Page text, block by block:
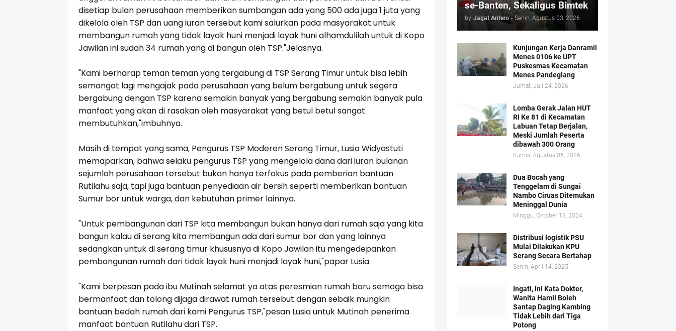
disetiap bulan perusahaan memberikan sumbangan ada yang 500 ada juga 1 juta yang
dikelola oleh TSP dan uang iuran tersebut kami salurkan pada masyarakat untuk
membangun rumah yang tidak layak huni menjadi layak huni alhamdulilah untuk di Kopo
Jawilan ini sudah 34 rumah yang di bangun oleh TSP."Jelasnya.
"Kami berharap teman teman yang tergabung di TSP Serang Timur untuk bisa lebih
semangat lagi mengajak pada perusahaan yang belum bergabung untuk segera
bergabung dengan TSP karena semakin banyak yang bergabung semakin banyak pula
manfaat yang akan di rasakan oleh masyarakat yang betul betul sangat
membutuhkan,"imbuhnya.
Masih di tempat yang sama, Pengurus TSP Moderen Serang Timur, Lusia Widyastuti
memaparkan, bahwa selaku pengurus TSP yang mengelola dana dari iuran bulanan
sejumlah perusahaan tersebut bukan hanya terfokus pada pemberian bantuan
Rutilahu saja, tapi juga bantuan penyediaan air bersih seperti memberikan bantuan
Sumur bor untuk warga, dan kebutuhan primer lainnya.
"Untuk pembangunan dari TSP kita membangun bukan hanya dari rumah saja yang kita
bangun kalau di serang kita membangun ada dari sumur bor dan yang lainnya
sedangkan untuk di serang timur khususnya di Kopo Jawilan itu mengedepankan
pembangunan rumah dari tidak layak huni menjadi layak huni,"papar Lusia.
"Kami berpesan pada ibu Mutinah selamat ya atas peresmian rumah baru semoga bisa
bermanfaat dan tolong dijaga dirawat rumah tersebut dengan sebaik mungkin
bantuan bedah rumah dari kami Pengurus TSP,"pesan Lusia untuk Mutinah penerima
manfaat bantuan Rutilahu dari TSP.
se-Banten, Sekaligus Bimtek
by Jagat Antero - Senin, Agustus 03, 2026
Kunjungan Kerja Danramil
Menes 0106 ke UPT
Puskesmas Kecamatan
Menes Pandeglang
Jumat, Juli 24, 2026
Lomba Gerak Jalan HUT
RI Ke 81 di Kecamatan
Labuan Tetap Berjalan,
Meski Jumlah Peserta
dibawah 300 Orang
Kamis, Agustus 06, 2026
Dua Bocah yang
Tenggelam di Sungai
Nambo Ciruas Ditemukan
Meninggal Dunia
Minggu, Oktober 13, 2024
Distribusi logistik PSU
Mulai Dilakukan KPU
Serang Secara Bertahap
Senin, April 14, 2025
Ingat!, Ini Kata Dokter,
Wanita Hamil Boleh
Santap Daging Kambing
Tidak Lebih dari Tiga
Potong